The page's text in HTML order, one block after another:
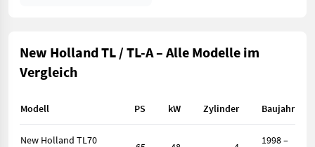
New Holland TL / TL-A – Alle Modelle im
Vergleich
Modell PS kW Zylinder Baujahr
New Holland TL70
1998 –